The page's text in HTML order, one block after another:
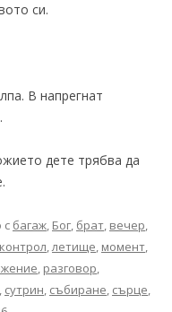
си.
В напрегнат
дете трябва да
с багаж, Бог, брат, вечер,
контрол,летище, момент,
, разговор,
, сутрин, събиране, сърце,